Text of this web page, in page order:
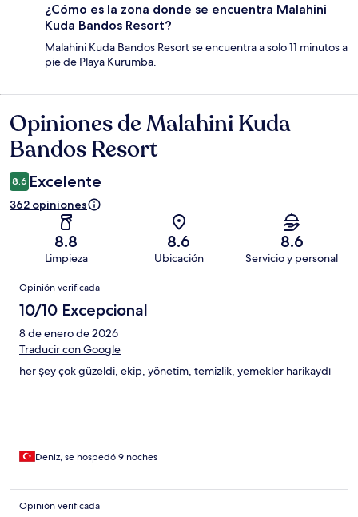
¿Cómo es la zona donde se encuentra Malahini
Kuda Bandos Resort?
Malahini Kuda Bandos Resort se encuentra a solo 11 minutos a
pie de Playa Kurumba.
Opiniones
Opiniones de Malahini Kuda
Bandos Resort
8.6 Excelente
362 opiniones
8.8
Limpieza
8.6
Ubicación
8.6
Servicio y personal
Opiniones
Opinión verificada
10/10 Excepcional
8 de enero de 2026
Traducir con Google
her şey çok güzeldi, ekip, yönetim, temizlik, yemekler harikaydı
Deniz, se hospedó 9 noches
Opinión verificada